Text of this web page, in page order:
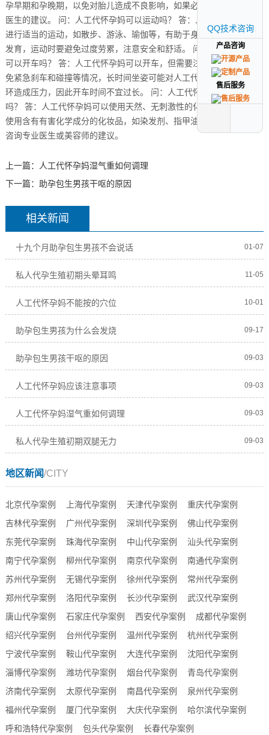
孕早期和孕晚期，以免对胎儿造成不良影响，如果必须同房，请咨询
医生的建议。 问：人工代怀孕妈可以运动吗？ 答：人工代怀孕妈可以
进行适当的运动，如散步、游泳、瑜伽等，有助于身体健康和胎儿的
发育，运动时要避免过度劳累，注意安全和舒适。 问：人工代怀孕妈
可以开车吗？ 答：人工代怀孕妈可以开车，但需要注意安全驾驶，避
免紧急刹车和碰撞等情况，长时间坐姿可能对人工代怀孕妈的血液循
环造成压力，因此开车时间不宜过长。 问：人工代怀孕妈可以化妆
吗？ 答：人工代怀孕妈可以使用天然、无刺激性的化妆品，但应避免
使用含有有害化学成分的化妆品，如染发剂、指甲油等，如有疑虑,请
咨询专业医生或美容师的建议。
上一篇：
人工代怀孕妈湿气重如何调理
下一篇：
助孕包生男孩干呕的原因
相关新闻
十九个月助孕包生男孩不会说话 01-07
私人代孕生殖初期头晕耳鸣 11-05
人工代怀孕妈不能按的穴位 10-01
助孕包生男孩为什么会发烧 09-17
助孕包生男孩干呕的原因 09-03
人工代怀孕妈应该注意事项 09-03
人工代怀孕妈湿气重如何调理 09-03
私人代孕生殖初期双腿无力 09-03
地区新闻/CITY
北京代孕案例 上海代孕案例 天津代孕案例
重庆代孕案例
吉林代孕案例
广州代孕案例 深圳代孕案例
佛山代孕案例
东莞代孕案例
珠海代孕案例 中山代孕案例
汕头代孕案例
南宁代孕案例
柳州代孕案例 南京代孕案例
南通代孕案例
苏州代孕案例
无锡代孕案例 徐州代孕案例
常州代孕案例
郑州代孕案例
洛阳代孕案例 长沙代孕案例
武汉代孕案例
唐山代孕案例
石家庄代孕案例 西安代孕案例
成都代孕案例
绍兴代孕案例
台州代孕案例 温州代孕案例
杭州代孕案例
宁波代孕案例
鞍山代孕案例 大连代孕案例
沈阳代孕案例
淄博代孕案例
潍坊代孕案例 烟台代孕案例
青岛代孕案例
济南代孕案例
太原代孕案例 南昌代孕案例
泉州代孕案例
福州代孕案例
厦门代孕案例 大庆代孕案例
哈尔滨代孕案例
呼和浩特代孕案例
包头代孕案例 长春代孕案例
QQ技术咨询
产品咨询
售后服务
QQ技术咨询
产品咨询
售后服务